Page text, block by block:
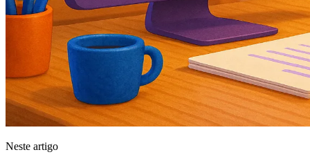
Neste artigo